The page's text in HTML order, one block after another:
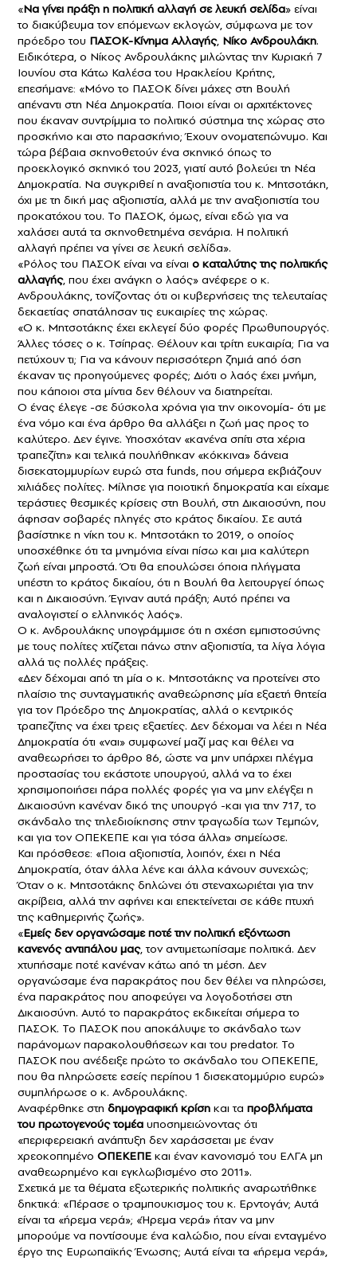
«Να γίνει πράξη η πολιτική αλλαγή σε λευκή σελίδα» είναι
το διακύβευμα τον επόμενων εκλογών, σύμφωνα με τον
πρόεδρο του ΠΑΣΟΚ-Κίνημα Αλλαγής, Νίκο Ανδρουλάκη.
Ειδικότερα, ο Νίκος Ανδρουλάκης μιλώντας την Κυριακή 7
Ιουνίου στα Κάτω Καλέσα του Ηρακλείου Κρήτης,
επεσήμανε: «Μόνο το ΠΑΣΟΚ δίνει μάχες στη Βουλή
απέναντι στη Νέα Δημοκρατία. Ποιοι είναι οι αρχιτέκτονες
που έκαναν συντρίμμια το πολιτικό σύστημα της χώρας στο
προσκήνιο και στο παρασκήνιο; Έχουν ονοματεπώνυμο. Και
τώρα βέβαια σκηνοθετούν ένα σκηνικό όπως το
προεκλογικό σκηνικό του 2023, γιατί αυτό βολεύει τη Νέα
Δημοκρατία. Να συγκριθεί η αναξιοπιστία του κ. Μητσοτάκη,
όχι με τη δική μας αξιοπιστία, αλλά με την αναξιοπιστία του
προκατόχου του. Το ΠΑΣΟΚ, όμως, είναι εδώ για να
χαλάσει αυτά τα σκηνοθετημένα σενάρια. Η πολιτική
αλλαγή πρέπει να γίνει σε λευκή σελίδα».
«Ρόλος του ΠΑΣΟΚ είναι να είναι ο καταλύτης της πολιτικής
αλλαγής, που έχει ανάγκη ο λαός» ανέφερε ο κ.
Ανδρουλάκης, τονίζοντας ότι οι κυβερνήσεις της τελευταίας
δεκαετίας σπατάλησαν τις ευκαιρίες της χώρας.
«Ο κ. Μητσοτάκης έχει εκλεγεί δύο φορές Πρωθυπουργός.
Άλλες τόσες ο κ. Τσίπρας. Θέλουν και τρίτη ευκαιρία; Για να
πετύχουν τι; Για να κάνουν περισσότερη ζημιά από όση
έκαναν τις προηγούμενες φορές; Διότι ο λαός έχει μνήμη,
που κάποιοι στα μίντια δεν θέλουν να διατηρείται.
Ο ένας έλεγε -σε δύσκολα χρόνια για την οικονομία- ότι με
ένα νόμο και ένα άρθρο θα αλλάξει η ζωή μας προς το
καλύτερο. Δεν έγινε. Υποσχόταν «κανένα σπίτι στα χέρια
τραπεζίτη» και τελικά πουλήθηκαν «κόκκινα» δάνεια
δισεκατομμυρίων ευρώ στα funds, που σήμερα εκβιάζουν
χιλιάδες πολίτες. Μίλησε για ποιοτική δημοκρατία και είχαμε
τεράστιες θεσμικές κρίσεις στη Βουλή, στη Δικαιοσύνη, που
άφησαν σοβαρές πληγές στο κράτος δικαίου. Σε αυτά
βασίστηκε η νίκη του κ. Μητσοτάκη το 2019, ο οποίος
υποσχέθηκε ότι τα μνημόνια είναι πίσω και μια καλύτερη
ζωή είναι μπροστά. Ότι θα επουλώσει όποια πλήγματα
υπέστη το κράτος δικαίου, ότι η Βουλή θα λειτουργεί όπως
και η Δικαιοσύνη. Έγιναν αυτά πράξη; Αυτό πρέπει να
αναλογιστεί ο ελληνικός λαός».
Ο κ. Ανδρουλάκης υπογράμμισε ότι η σχέση εμπιστοσύνης
με τους πολίτες χτίζεται πάνω στην αξιοπιστία, τα λίγα λόγια
αλλά τις πολλές πράξεις.
«Δεν δέχομαι από τη μία ο κ. Μητσοτάκης να προτείνει στο
πλαίσιο της συνταγματικής αναθεώρησης μία εξαετή θητεία
για τον Πρόεδρο της Δημοκρατίας, αλλά ο κεντρικός
τραπεζίτης να έχει τρεις εξαετίες. Δεν δέχομαι να λέει η Νέα
Δημοκρατία ότι «ναι» συμφωνεί μαζί μας και θέλει να
αναθεωρήσει το άρθρο 86, ώστε να μην υπάρχει πλέγμα
προστασίας του εκάστοτε υπουργού, αλλά να το έχει
χρησιμοποιήσει πάρα πολλές φορές για να μην ελέγξει η
Δικαιοσύνη κανέναν δικό της υπουργό -και για την 717, το
σκάνδαλο της τηλεδιοίκησης στην τραγωδία των Τεμπών,
και για τον ΟΠΕΚΕΠΕ και για τόσα άλλα» σημείωσε.
Και πρόσθεσε: «Ποια αξιοπιστία, λοιπόν, έχει η Νέα
Δημοκρατία, όταν άλλα λένε και άλλα κάνουν συνεχώς;
Όταν ο κ. Μητσοτάκης δηλώνει ότι στεναχωριέται για την
ακρίβεια, αλλά την αφήνει και επεκτείνεται σε κάθε πτυχή
της καθημερινής ζωής».
«Εμείς δεν οργανώσαμε ποτέ την πολιτική εξόντωση
κανενός αντιπάλου μας, τον αντιμετωπίσαμε πολιτικά. Δεν
χτυπήσαμε ποτέ κανέναν κάτω από τη μέση. Δεν
οργανώσαμε ένα παρακράτος που δεν θέλει να πληρώσει,
ένα παρακράτος που αποφεύγει να λογοδοτήσει στη
Δικαιοσύνη. Αυτό το παρακράτος εκδικείται σήμερα το
ΠΑΣΟΚ. Το ΠΑΣΟΚ που αποκάλυψε το σκάνδαλο των
παράνομων παρακολουθήσεων και του predator. Το
ΠΑΣΟΚ που ανέδειξε πρώτο το σκάνδαλο του ΟΠΕΚΕΠΕ,
που θα πληρώσετε εσείς περίπου 1 δισεκατομμύριο ευρώ»
συμπλήρωσε ο κ. Ανδρουλάκης.
Αναφέρθηκε στη δημογραφική κρίση και τα προβλήματα
του πρωτογενούς τομέα υποσημειώνοντας ότι
«περιφερειακή ανάπτυξη δεν χαράσσεται με έναν
χρεοκοπημένο ΟΠΕΚΕΠΕ και έναν κανονισμό του ΕΛΓΑ μη
αναθεωρημένο και εγκλωβισμένο στο 2011».
Σχετικά με τα θέματα εξωτερικής πολιτικής αναρωτήθηκε
δηκτικά: «Πέρασε ο τραμπουκισμος του κ. Ερντογάν; Αυτά
είναι τα «ήρεμα νερά»; «Ήρεμα νερά» ήταν να μην
μπορούμε να ποντίσουμε ένα καλώδιο, που είναι ενταγμένο
έργο της Ευρωπαϊκής Ένωσης; Αυτά είναι τα «ήρεμα νερά»,